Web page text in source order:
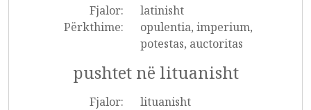
Fjalor:
latinisht
Përkthime:
opulentia, imperium,
potestas, auctoritas
pushtet në lituanisht
Fjalor:
lituanisht